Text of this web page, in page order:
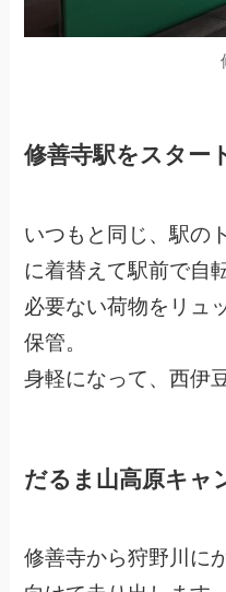
修善寺駅をスター
いつもと同じ、駅の
に着替えて駅前で自
必要ない荷物をリュ
保管。
身軽になって、西伊
だるま山高原キャ
修善寺から狩野川に